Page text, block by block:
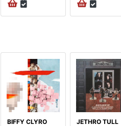
BIFFY CLYRO
JETHRO TULL